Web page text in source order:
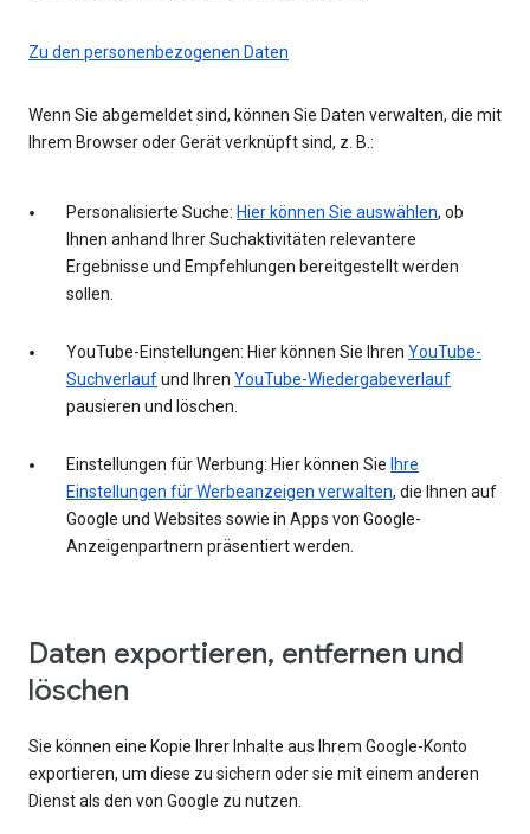
Zu den personenbezogenen Daten
Wenn Sie abgemeldet sind, können Sie Daten verwalten, die mit
Ihrem Browser oder Gerät verknüpft sind, z. B.:
Personalisierte Suche: Hier können Sie auswählen, ob
Ihnen anhand Ihrer Suchaktivitäten relevantere
Ergebnisse und Empfehlungen bereitgestellt werden
sollen.
YouTube-Einstellungen: Hier können Sie Ihren YouTube-
Suchverlaufund Ihren YouTube-Wiedergabeverlauf
pausieren und löschen.
Einstellungen für Werbung: Hier können Sie Ihre
Einstellungen für Werbeanzeigen verwalten, die Ihnen auf
Google und Websites sowie in Apps von Google-
Anzeigenpartnern präsentiert werden.
Daten exportieren, entfernen und
löschen
Sie können eine Kopie Ihrer Inhalte aus Ihrem Google-Konto
exportieren, um diese zu sichern oder sie mit einem anderen
Dienst als den von Google zu nutzen.